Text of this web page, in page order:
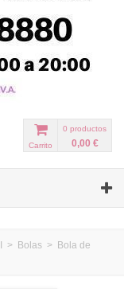
0 productos
0,00 €
Carrito
> Bolas > Bola de